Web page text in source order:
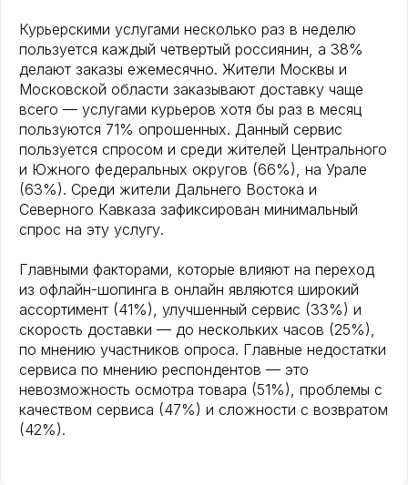
Курьерскими услугами несколько раз в неделю
пользуется каждый четвертый россиянин, а 38%
делают заказы ежемесячно. Жители Москвы и
Московской области заказывают доставку чаще
всего — услугами курьеров хотя бы раз в месяц
пользуются 71% опрошенных. Данный сервис
пользуется спросом и среди жителей Центрального
и Южного федеральных округов (66%), на Урале
(63%). Среди жители Дальнего Востока и
Северного Кавказа зафиксирован минимальный
спрос на эту услугу.
Главными факторами, которые влияют на переход
из офлайн-шопинга в онлайн являются широкий
ассортимент (41%), улучшенный сервис (33%) и
скорость доставки — до нескольких часов (25%),
по мнению участников опроса. Главные недостатки
сервиса по мнению респондентов — это
невозможность осмотра товара (51%), проблемы с
качеством сервиса (47%) и сложности с возвратом
(42%).